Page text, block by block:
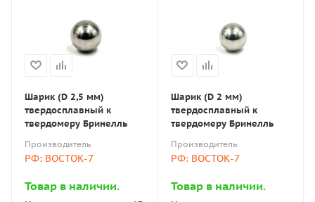
Шарик (D 2,5 мм)
твердосплавный к
твердомеру Бринелль
Производитель
РФ: ВОСТОК-7
Товар в наличии.
Шарик (D 2 мм)
твердосплавный к
твердомеру Бринелль
Производитель
РФ: ВОСТОК-7
Товар в наличии.